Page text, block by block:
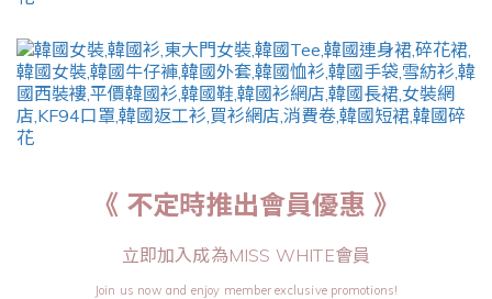
《 不定時推出會員優惠 》
立即加入成為MISS WHITE會員
Join us now and enjoy member exclusive promotions!